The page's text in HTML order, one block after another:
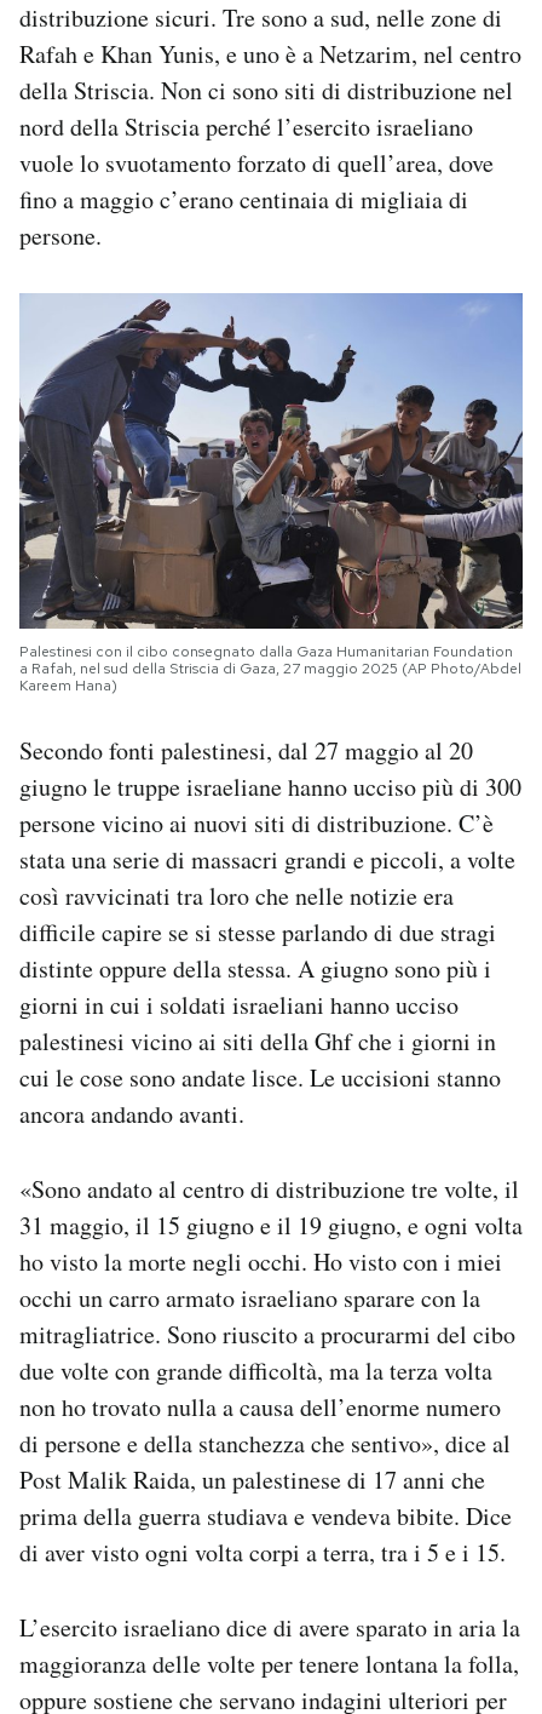
distribuzione sicuri. Tre sono a sud, nelle zone di
Rafah e Khan Yunis, e uno è a Netzarim, nel centro
della Striscia. Non ci sono siti di distribuzione nel
nord della Striscia perché l’esercito israeliano
vuole lo svuotamento forzato di quell’area, dove
fino a maggio c’erano centinaia di migliaia di
persone.
Palestinesi con il cibo consegnato dalla Gaza Humanitarian Foundation
a Rafah, nel sud della Striscia di Gaza, 27 maggio 2025 (AP Photo/Abdel
Kareem Hana)
Secondo fonti palestinesi, dal 27 maggio al 20
giugno le truppe israeliane hanno ucciso più di 300
persone vicino ai nuovi siti di distribuzione. C’è
stata una serie di massacri grandi e piccoli, a volte
così ravvicinati tra loro che nelle notizie era
difficile capire se si stesse parlando di due stragi
distinte oppure della stessa. A giugno sono più i
giorni in cui i soldati israeliani hanno ucciso
palestinesi vicino ai siti della Ghf che i giorni in
cui le cose sono andate lisce. Le uccisioni stanno
ancora andando avanti.
«Sono andato al centro di distribuzione tre volte, il
31 maggio, il 15 giugno e il 19 giugno, e ogni volta
ho visto la morte negli occhi. Ho visto con i miei
occhi un carro armato israeliano sparare con la
mitragliatrice. Sono riuscito a procurarmi del cibo
due volte con grande difficoltà, ma la terza volta
non ho trovato nulla a causa dell’enorme numero
di persone e della stanchezza che sentivo», dice al
Post Malik Raida, un palestinese di 17 anni che
prima della guerra studiava e vendeva bibite. Dice
di aver visto ogni volta corpi a terra, tra i 5 e i 15.
L’esercito israeliano dice di avere sparato in aria la
maggioranza delle volte per tenere lontana la folla,
oppure sostiene che servano indagini ulteriori per